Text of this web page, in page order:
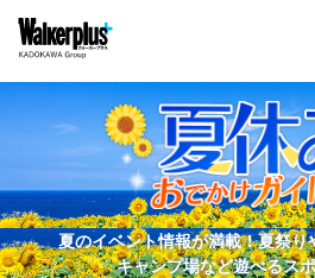
夏のイベント情報が満載！夏祭
キャンプ場など遊べるス